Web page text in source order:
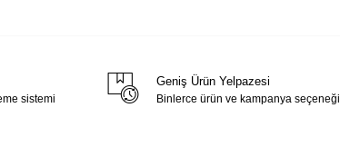
sistemi
Geniş Ürün Yelpazesi
Binlerce ürün ve kampanya seçeneği